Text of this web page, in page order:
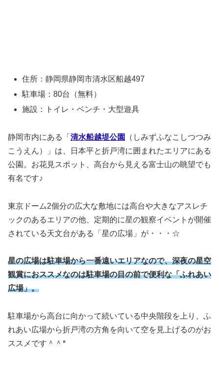
住所：静岡県静岡市清水区船越497
駐車場：80台（無料）
施設：トイレ・ベンチ・大型遊具
静岡市内にある「 清水船越堤公園
（しみずふなこしつつみ
こうえん）」は、日本平と折戸湾に囲まれたエリアにある
公園。お花見スポット、高台から見える富士山の眺望でも
有名です♪
東京ドーム2個分の広大な敷地には高台や大きなアスレチ
ックのあるエリアの他、定期的に星の観察イベントが開催
されている天文台がある「星の広場」が・・・☆
星の広場は駐車場から一番遠いエリアなので、深夜の星空
観賞におススメなのは駐車場の目の前で便利な「ふれあい
広場」。
駐車場から高台に向かって続いている中央階段を上り、ふ
れあい広場から折戸湾の方角を向いて空を見上げるのがお
ススメです＾＾*